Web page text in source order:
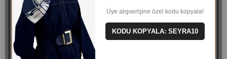
Üye alışverişine özel kodu kopyala!
KODU KOPYALA: SEYRA10